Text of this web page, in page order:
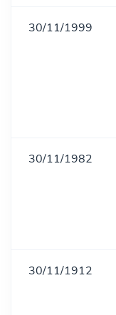
30/11/1999
30/11/1982
30/11/1912